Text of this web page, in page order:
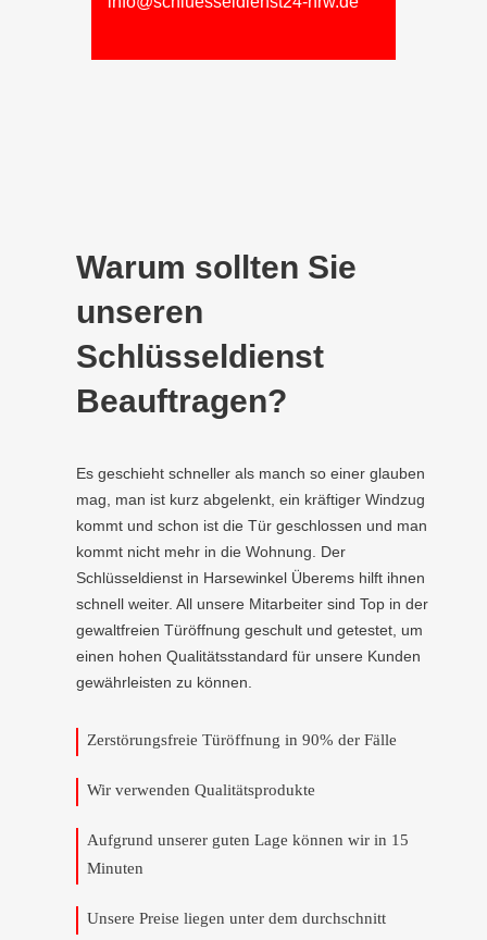
Warum sollten Sie
unseren
Schlüsseldienst
Beauftragen?
Es geschieht schneller als manch so einer glauben
mag, man ist kurz abgelenkt, ein kräftiger Windzug
kommt und schon ist die Tür geschlossen und man
kommt nicht mehr in die Wohnung. Der
Schlüsseldienst in Harsewinkel Überems hilft ihnen
schnell weiter. All unsere Mitarbeiter sind Top in der
gewaltfreien Türöffnung geschult und getestet, um
einen hohen Qualitätsstandard für unsere Kunden
gewährleisten zu können.
Zerstörungsfreie Türöffnung in 90% der Fälle
Wir verwenden Qualitätsprodukte
Aufgrund unserer guten Lage können wir in 15
Minuten
Unsere Preise liegen unter dem durchschnitt